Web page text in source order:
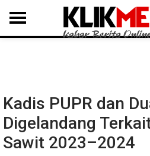
MEDAN LANGKAT DAIRI SAMOSIR
Kadis PUPR dan
Digelandang
Sawit 2023–2024